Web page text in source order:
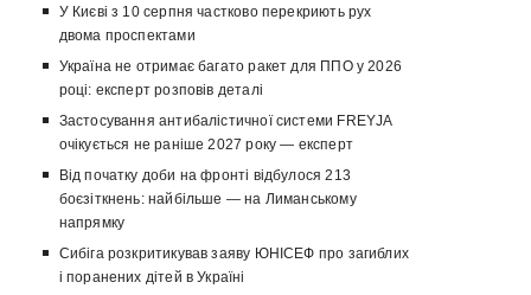
У Києві з 10 серпня частково перекриють рух
двома проспектами
Україна не отримає багато ракет для ППО у 2026
році: експерт розповів деталі
Застосування антибалістичної системи FREYJA
очікується не раніше 2027 року — експерт
Від початку доби на фронті відбулося 213
боєзіткнень: найбільше — на Лиманському
напрямку
Сибіга розкритикував заяву ЮНІСЕФ про загиблих
і поранених дітей в Україні